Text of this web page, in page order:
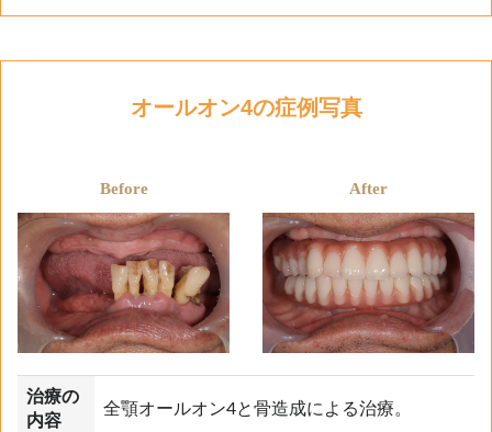
オールオン4の症例写真
Before After
治療の
内容
全顎オールオン4と骨造成による治療。